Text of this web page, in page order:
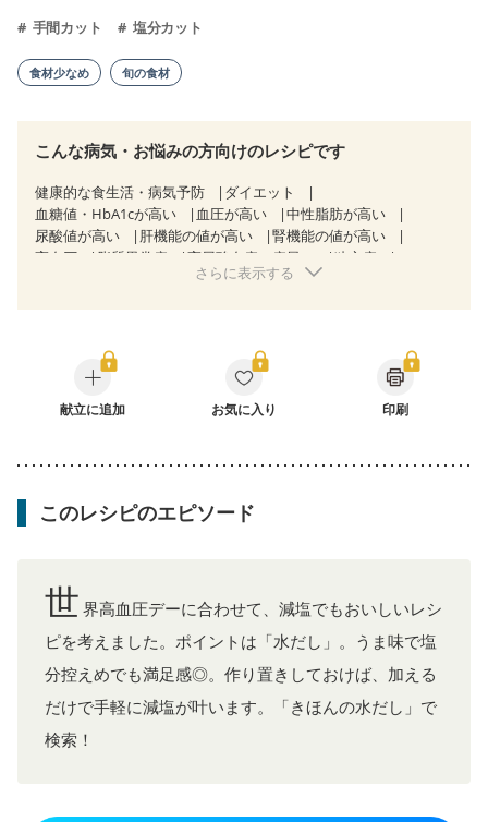
手間カット 塩分カット
食材少なめ 旬の食材
こんな病気・お悩みの方向けのレシピです
健康的な食生活・病気予防
ダイエット
血糖値・HbA1cが高い
血圧が高い
中性脂肪が高い
尿酸値が高い
肝機能の値が高い
腎機能の値が高い
高血圧
脂質異常症 高尿酸血症（痛風）
狭心症
心不全
非アルコール性脂肪肝
CKD（ステージ２）
CKD（ステージ３a）
CKD（ステージ３b）
乳がん（抗がん剤治療中）
乳がん（ホルモン療法中）
乳がん（放射線治療中）
妊婦健診・血糖値が気になる（初期）
乾癬
貧血対策
ニキビ・肌荒れ 妊活中 更年期
さらに表示する
献立に追加 お気に入り 印刷
このレシピのエピソード
世 界高血圧デーに合わせて、減塩でもおいしいレシ
ピを考えました。ポイントは「水だし」。うま味で塩
分控えめでも満足感◎。作り置きしておけば、加える
だけで手軽に減塩が叶います。「きほんの水だし」で
検索！